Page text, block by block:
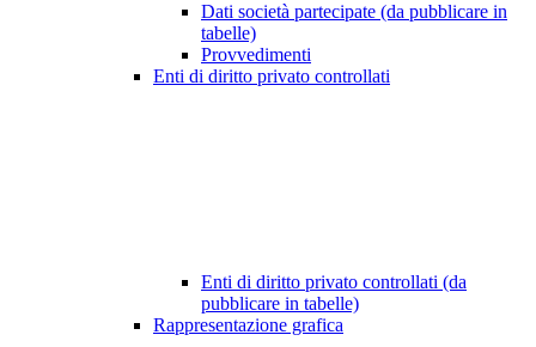
Dati società partecipate (da pubblicare in
tabelle)
Provvedimenti
Enti di diritto privato controllati
Enti di diritto privato controllati (da
pubblicare in tabelle)
Rappresentazione grafica